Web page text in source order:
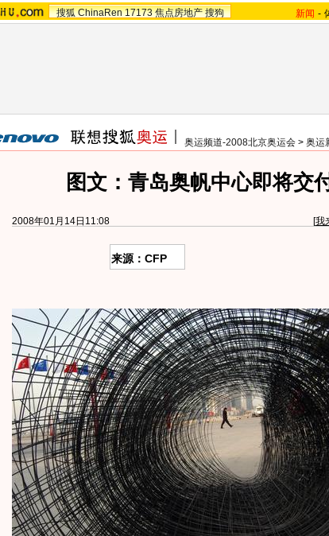
搜狐 ChinaRen 17173 焦点房地产 搜狗 新闻 -
奥运频道-2008北京奥运会 > 奥运
图文：青岛奥帆中心即将交
2008年01月14日11:08 [我
来源：CFP